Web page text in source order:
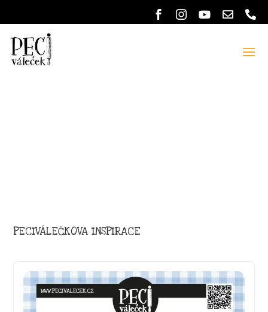
PECIVÁLEČKOVA INSPIRACE